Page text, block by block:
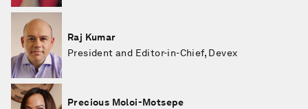
Raj Kumar
President and Editor-in-Chief, Devex
Precious Moloi-Motsepe